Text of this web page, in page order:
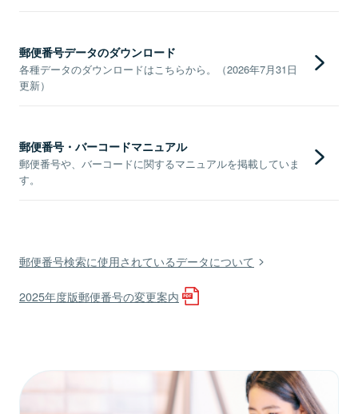
郵便番号データのダウンロード
各種データのダウンロードはこちらから。（2026年7月31日
更新）
郵便番号・バーコードマニュアル
郵便番号や、バーコードに関するマニュアルを掲載していま
す。
郵便番号検索に使用されているデータについて
2025年度版郵便番号の変更案内